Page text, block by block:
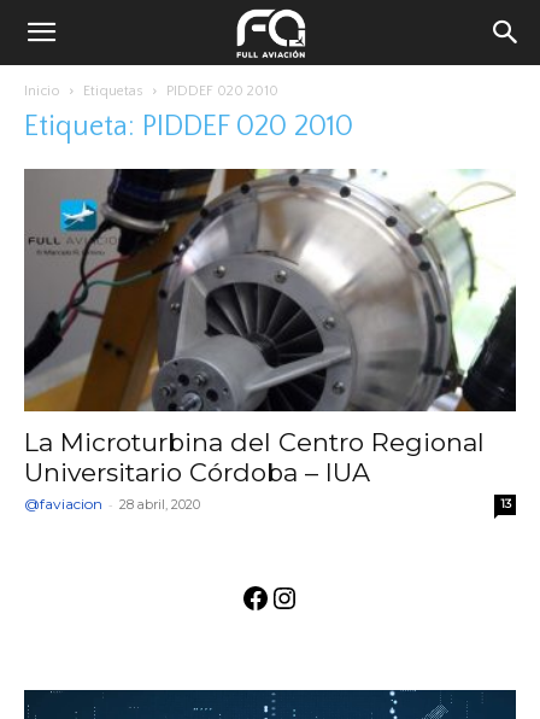
Inicio Etiquetas PIDDEF 020 2010
Etiqueta: PIDDEF 020 2010
La Microturbina del Centro Regional
Universitario Córdoba – IUA
@faviacion - 28 abril, 2020 13
Facebook
Instagram